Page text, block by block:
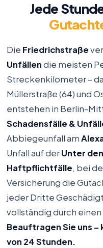
Jede
Die Friedrichstraße
Unfällendie meisten
Streckenkilometer –
Müllerstraße (64) und
entstehen in Berlin-
Schadensfälle &
Abbiegeunfall am
Unfall auf derUnter
Haftpflichtfälle, bei
Versicherung die
jeder Dritte
vollständig durch
Beauftragen Sie uns
von 24 Stunden.